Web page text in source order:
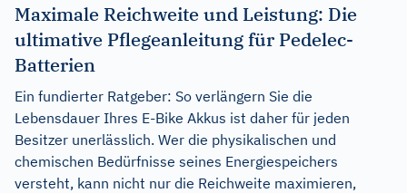
Maximale Reichweite und Leistung: Die
ultimative Pflegeanleitung für Pedelec-
Batterien
Ein fundierter Ratgeber: So verlängern Sie die
Lebensdauer Ihres E-Bike Akkus ist daher für jeden
Besitzer unerlässlich. Wer die physikalischen und
chemischen Bedürfnisse seines Energiespeichers
versteht, kann nicht nur die Reichweite maximieren,